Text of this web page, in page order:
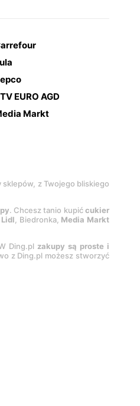
EURO AGD
Markt
z Twojego bliskiego
. Chcesz tanio kupićcukier
Lidl, Biedronka, Media Markt
Ding.pl zakupy są proste i
z Ding.pl możesz stworzyć